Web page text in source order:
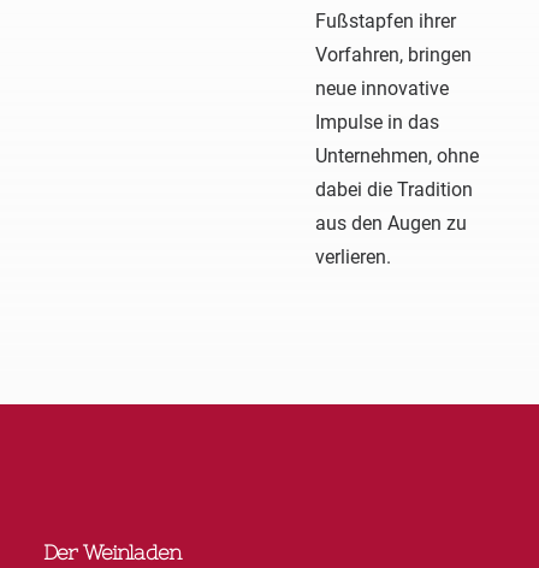
Fußstapfen ihrer
Vorfahren, bringen
neue innovative
Impulse in das
Unternehmen, ohne
dabei die Tradition
aus den Augen zu
verlieren.
Der Weinladen